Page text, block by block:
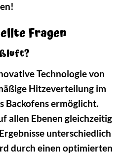
Fragen
Technologie von
Hitzeverteilung im
Backofens ermöglicht.
allen Ebenen gleichzeitig
unterschiedlich
durch einen optimierten